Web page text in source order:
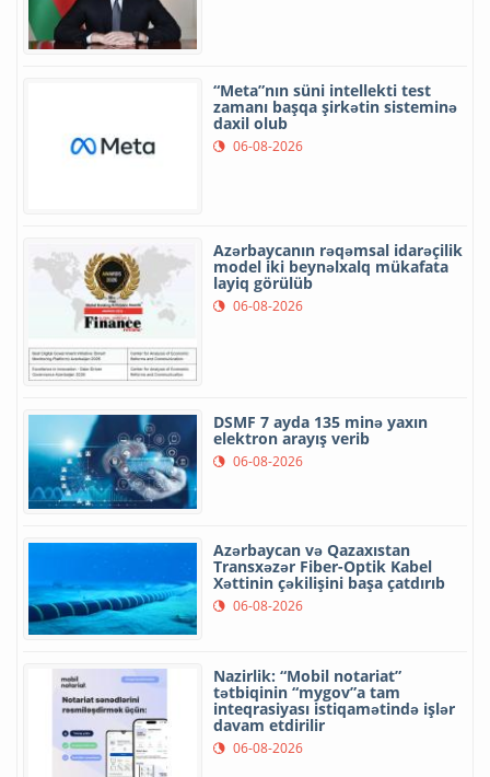
“Meta”nın süni intellekti test
zamanı başqa şirkətin sisteminə
daxil olub
06-08-2026
Azərbaycanın rəqəmsal idarəçilik
model iki beynəlxalq mükafata
layiq görülüb
06-08-2026
DSMF 7 ayda 135 minə yaxın
elektron arayış verib
06-08-2026
Azərbaycan və Qazaxıstan
Transxəzər Fiber-Optik Kabel
Xəttinin çəkilişini başa çatdırıb
06-08-2026
Nazirlik: “Mobil notariat”
tətbiqinin “mygov”a tam
inteqrasiyası istiqamətində işlər
davam etdirilir
06-08-2026